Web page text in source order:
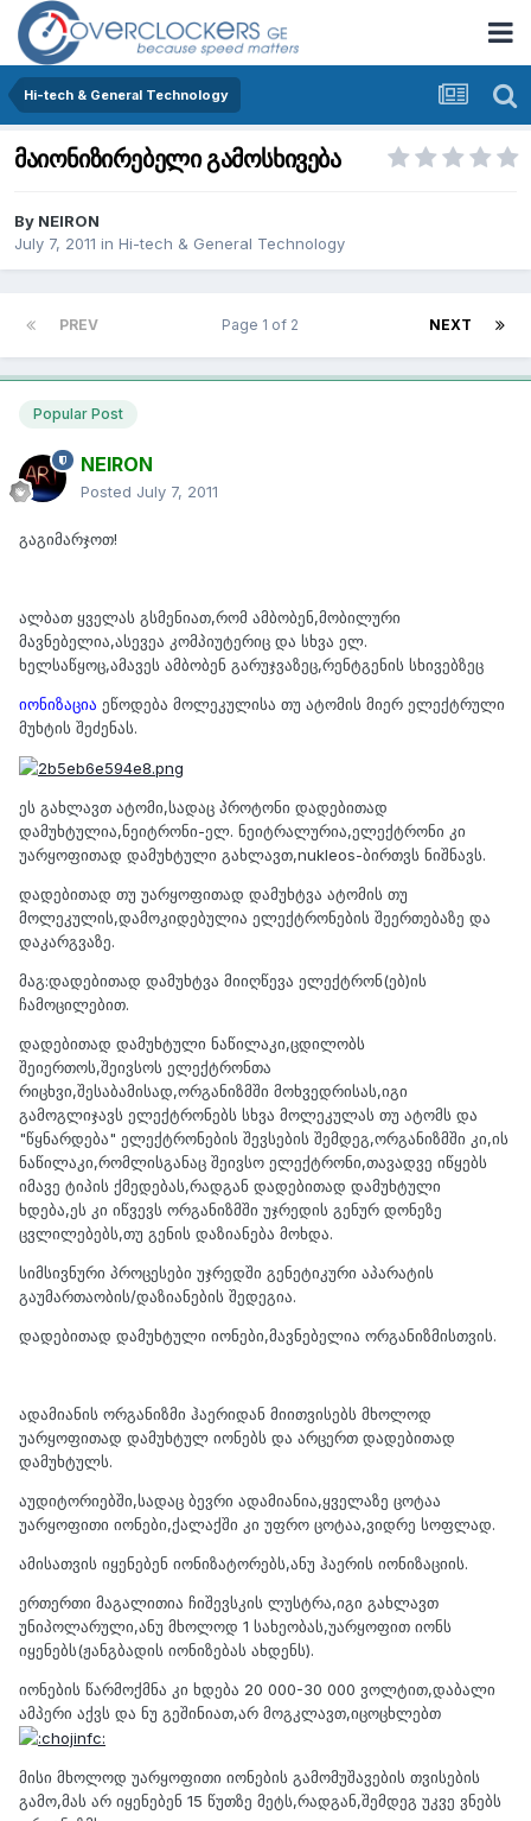
Hi-tech & General Technology
მაიონიზირებელი გამოსხივება
By NEIRON
July 7, 2011 in Hi-tech & General Technology
PREV NEXT
Page 1 of 2
Popular Post
NEIRON
Posted July 7, 2011
გაგიმარჯოთ!
ალბათ ყველას გსმენიათ,რომ ამბობენ,მობილური
მავნებელია,ასევეა კომპიუტერიც და სხვა ელ.
ხელსაწყოც,ამავეს ამბობენ გარუჯვაზეც,რენტგენის სხივებზეც
იონიზაცია ეწოდება მოლეკულისა თუ ატომის მიერ ელექტრული
მუხტის შეძენას.
ეს გახლავთ ატომი,სადაც პროტონი დადებითად
დამუხტულია,ნეიტრონი-ელ. ნეიტრალურია,ელექტრონი კი
უარყოფითად დამუხტული გახლავთ,nukleos-ბირთვს ნიშნავს.
დადებითად თუ უარყოფითად დამუხტვა ატომის თუ
მოლეკულის,დამოკიდებულია ელექტრონების შეერთებაზე და
დაკარგვაზე.
მაგ:დადებითად დამუხტვა მიიღწევა ელექტრონ(ებ)ის
ჩამოცილებით.
დადებითად დამუხტული ნაწილაკი,ცდილობს
შეიერთოს,შეივსოს ელექტრონთა
რიცხვი,შესაბამისად,ორგანიზმში მოხვედრისას,იგი
გამოგლიჯავს ელექტრონებს სხვა მოლეკულას თუ ატომს და
"წყნარდება" ელექტრონების შევსების შემდეგ,ორგანიზმში კი,ის
ნაწილაკი,რომლისგანაც შეივსო ელექტრონი,თავადვე იწყებს
იმავე ტიპის ქმედებას,რადგან დადებითად დამუხტული
ხდება,ეს კი იწვევს ორგანიზმში უჯრედის გენურ დონეზე
ცვლილებებს,თუ გენის დაზიანება მოხდა.
სიმსივნური პროცესები უჯრედში გენეტიკური აპარატის
გაუმართაობის/დაზიანების შედეგია.
დადებითად დამუხტული იონები,მავნებელია ორგანიზმისთვის.
ადამიანის ორგანიზმი ჰაერიდან მიითვისებს მხოლოდ
უარყოფითად დამუხტულ იონებს და არცერთ დადებითად
დამუხტულს.
აუდიტორიებში,სადაც ბევრი ადამიანია,ყველაზე ცოტაა
უარყოფითი იონები,ქალაქში კი უფრო ცოტაა,ვიდრე სოფლად.
ამისათვის იყენებენ იონიზატორებს,ანუ ჰაერის იონიზაციის.
ერთერთი მაგალითია ჩიშევსკის ლუსტრა,იგი გახლავთ
უნიპოლარული,ანუ მხოლოდ 1 სახეობას,უარყოფით იონს
იყენებს(ჟანგბადის იონიზებას ახდენს).
იონების წარმოქმნა კი ხდება 20 000-30 000 ვოლტით,დაბალი
ამპერი აქვს და ნუ გეშინიათ,არ მოგკლავთ,იცოცხლებთ
მისი მხოლოდ უარყოფითი იონების გამომუშავების თვისების
გამო,მას არ იყენებენ 15 წუთზე მეტს,რადგან,შემდეგ უკვე ვნებს